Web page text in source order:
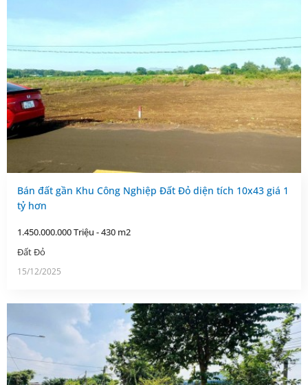
Bán đất gần Khu Công Nghiệp Đất Đỏ diện tích 10x43 giá 1
tỷ hơn
1.450.000.000 Triệu - 430 m2
Đất Đỏ
15/12/2025